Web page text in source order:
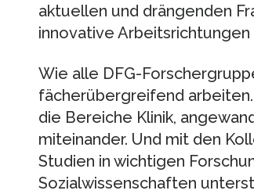
aktuellen und drängenden
innovative
Wie alle DFG-
fächerübergreifend
die Bereiche Klinik,
miteinander. Und mit den
Studien in wichtigen
Sozialwissenschaften